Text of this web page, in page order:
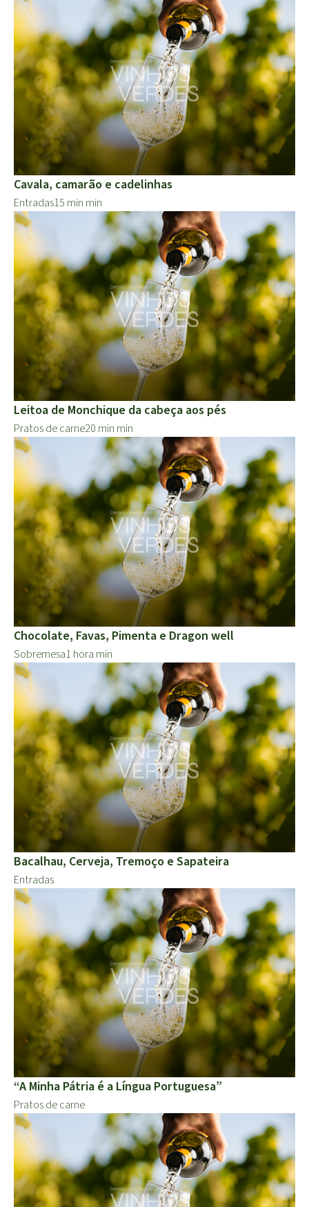
Cavala, camarão e cadelinhas
Entradas15 min min
Leitoa de Monchique da cabeça aos pés
Pratos de carne20 min min
Chocolate, Favas, Pimenta e Dragon well
Sobremesa1 hora min
Bacalhau, Cerveja, Tremoço e Sapateira
Entradas
“A Minha Pátria é a Língua Portuguesa”
Pratos de carne